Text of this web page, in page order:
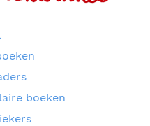
boeken